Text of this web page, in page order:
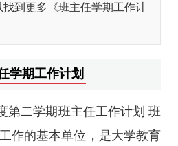
到更多《班主任学期工作计
学期工作计划
第二学期班主任工作计划 班
作的基本单位，是大学教育